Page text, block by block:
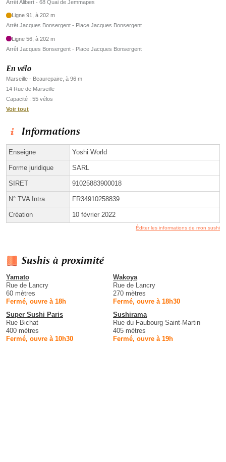
Arrêt Alibert - 68 Quai de Jemmapes
Ligne 91, à 202 m
Arrêt Jacques Bonsergent - Place Jacques Bonsergent
Ligne 56, à 202 m
Arrêt Jacques Bonsergent - Place Jacques Bonsergent
En vélo
Marseille - Beaurepaire, à 96 m
14 Rue de Marseille
Capacité : 55 vélos
Voir tout
Informations
Enseigne Yoshi World
Forme juridique SARL
SIRET 91025883900018
N° TVA Intra. FR34910258839
Création 10 février 2022
Éditer les informations de mon sushi
Sushis à proximité
Yamato
Rue de Lancry
60 mètres
Fermé, ouvre à 18h
Wakoya
Rue de Lancry
270 mètres
Fermé, ouvre à 18h30
Super Sushi Paris
Rue Bichat
400 mètres
Fermé, ouvre à 10h30
Sushirama
Rue du Faubourg Saint-Martin
405 mètres
Fermé, ouvre à 19h